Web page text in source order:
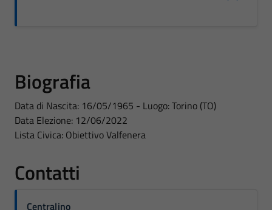
Biografia
Data di Nascita: 16/05/1965 - Luogo: Torino (TO)
Data Elezione: 12/06/2022
Lista Civica: Obiettivo Valfenera
Contatti
Centralino